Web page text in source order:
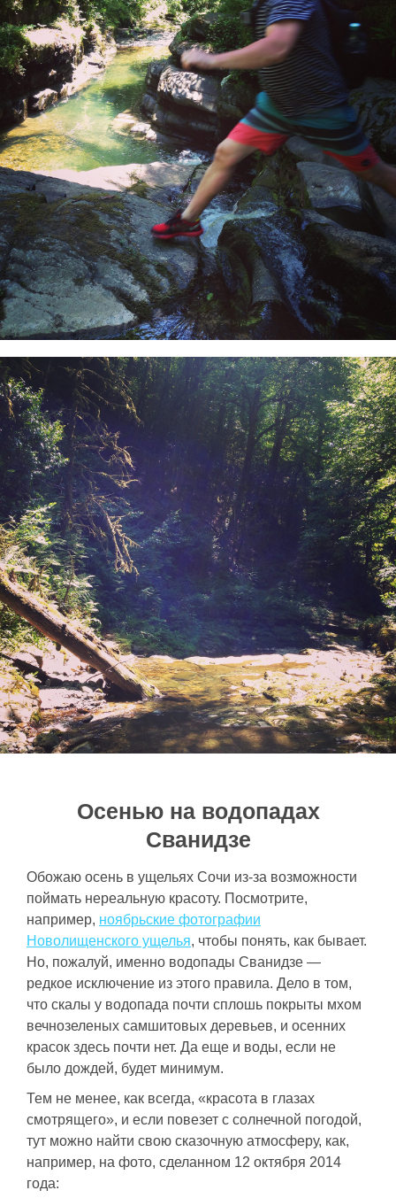
Осенью на водопадах
Сванидзе
Обожаю осень в ущельях Сочи из-за возможности
поймать нереальную красоту. Посмотрите,
например, ноябрьские фотографии
Новолищенского ущелья, чтобы понять, как бывает.
Но, пожалуй, именно водопады Сванидзе —
редкое исключение из этого правила. Дело в том,
что скалы у водопада почти сплошь покрыты мхом
вечнозеленых самшитовых деревьев, и осенних
красок здесь почти нет. Да еще и воды, если не
было дождей, будет минимум.
Тем не менее, как всегда, «красота в глазах
смотрящего», и если повезет с солнечной погодой,
тут можно найти свою сказочную атмосферу, как,
например, на фото, сделанном 12 октября 2014
года: